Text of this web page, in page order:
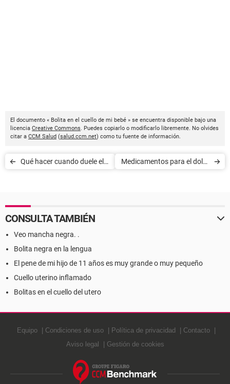
El documento « Bolita en el cuello de mi bebé » se encuentra disponible bajo una
licencia Creative Commons. Puedes copiarlo o modificarlo libremente. No olvides
citar a CCM Salud (salud.ccm.net) como tu fuente de información.
Qué hacer cuando duele el
Medicamentos para el dolor
CONSULTA TAMBIÉN
Veo mancha negra. .
Bolita negra en la lengua
El pene de mi hijo de 11 años es muy grande o muy pequeño
Cuello uterino inflamado
Bolitas en el cuello del utero
Equipo Condiciones de uso Política de privacidad
Contacto
Aviso legal
Gestión de cookies